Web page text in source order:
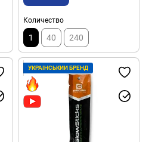
Количество
1 40 240
УКРАЇНСЬКИЙ БРЕНД